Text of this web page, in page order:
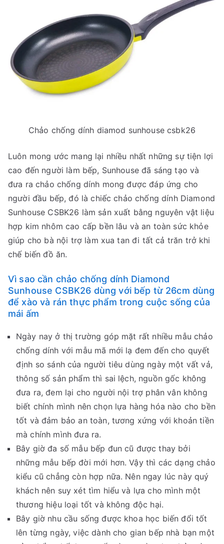
Chảo chống dính diamod sunhouse csbk26
Luôn mong ước mang lại nhiều nhất những sự tiện lợi
cao đến người làm bếp, Sunhouse đã sáng tạo và
đưa ra chảo chống dính mong được đáp ứng cho
người đầu bếp, đó là chiếc chảo chống dính Diamond
Sunhouse CSBK26 làm sản xuất bằng nguyên vật liệu
hợp kim nhôm cao cấp bền lâu và an toàn sức khỏe
giúp cho bà nội trợ làm xua tan đi tất cả trăn trở khi
chế biến đồ ăn.
Vì sao cần chảo chống dính Diamond
Sunhouse CSBK26 dùng với bếp từ 26cm dùng
để xào và rán thực phẩm trong cuộc sống của
mái ấm
Ngày nay ở thị trường góp mặt rất nhiều mẫu chảo
chống dính với mẫu mã mới lạ đem đến cho quyết
định so sánh của người tiêu dùng ngày một vất vả,
thông số sản phẩm thì sai lệch, nguồn gốc không
đưa ra, đem lại cho người nội trợ phân vân không
biết chính mình nên chọn lựa hàng hóa nào cho bền
tốt và đảm bảo an toàn, tương xứng với khoản tiền
mà chính mình đưa ra.
Bây giờ đa số mẫu bếp đun cũ được thay bởi
những mẫu bếp đời mới hơn. Vậy thì các dạng chảo
kiểu cũ chẳng còn hợp nữa. Nên ngay lúc này quý
khách nên suy xét tìm hiểu và lựa cho mình một
thương hiệu loại tốt và không độc hại.
Bây giờ nhu cầu sống được khoa học biến đổi tốt
lên từng ngày, việc dành cho gian bếp nhà bạn một